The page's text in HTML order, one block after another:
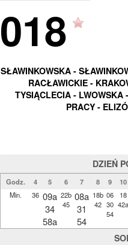
018
SŁAWINKOWSKA -
RACŁAWICKIE -
TYSIĄCLECIA -
PRACY -
DZIEŃ
Godz. 4 5 6 7 8 9
10
Min.
36 09a
34
58a
22b
45
08a
31
54
18b
42
06
30
54
18
42a